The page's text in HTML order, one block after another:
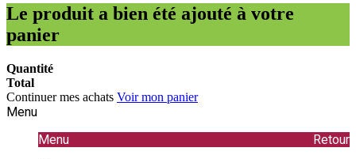
Le produit a bien été ajouté à votre
panier
Quantité
Total
Continuer mes achats Voir mon panier
Menu
Menu
Retour